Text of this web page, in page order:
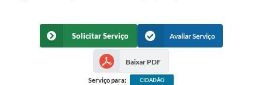
Solicitar Serviço Avaliar Serviço
Baixar PDF
Serviço para: CIDADÃO